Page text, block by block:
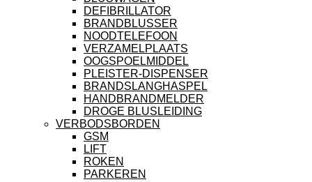
DEFIBRILLATOR
BRANDBLUSSER
NOODTELEFOON
VERZAMELPLAATS
OOGSPOELMIDDEL
PLEISTER-DISPENSER
BRANDSLANGHASPEL
HANDBRANDMELDER
DROGE BLUSLEIDING
VERBODSBORDEN
GSM
LIFT
ROKEN
PARKEREN